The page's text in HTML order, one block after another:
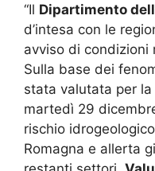
“Il Dipartimento
d’intesa con le
avviso di condizioni
Sulla base dei
stata valutata per
martedì 29
rischio
Romagna e allerta